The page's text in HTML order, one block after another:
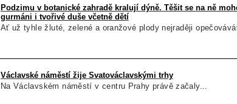
Podzimu v botanické zahradě kralují dýně. Těšit se na ně
gurmáni i tvořivé duše včetně dětí
Ať už tyhle žluté, zelené a oranžové plody nejraději
Václavské náměstí žije Svatováclavskými trhy
Na Václavském náměstí v centru Prahy právě začaly...